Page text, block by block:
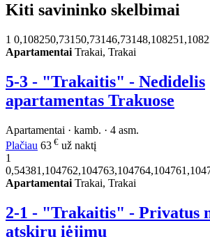
Kiti savininko skelbimai
1
Apartamentai Trakai, Trakai
5-3 - "Trakaitis" - Nedidelis
apartamentas Trakuose
Apartamentai · kamb. · 4 asm.
Plačiau 63 € už naktį
1
ApartamentaiTrakai, Trakai
2-1 - "Trakaitis" - Privatus
atskiru įėjimu